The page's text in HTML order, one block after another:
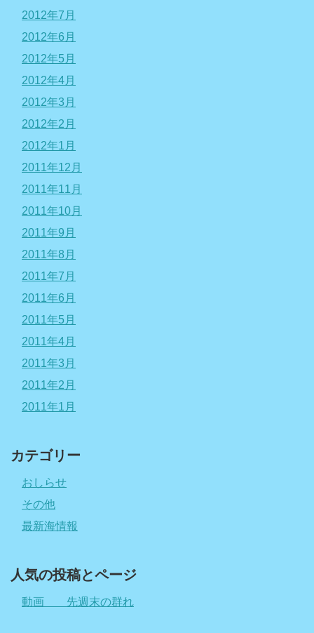
2012年7月
2012年6月
2012年5月
2012年4月
2012年3月
2012年2月
2012年1月
2011年12月
2011年11月
2011年10月
2011年9月
2011年8月
2011年7月
2011年6月
2011年5月
2011年4月
2011年3月
2011年2月
2011年1月
カテゴリー
おしらせ
その他
最新海情報
人気の投稿とページ
動画 先週末の群れ